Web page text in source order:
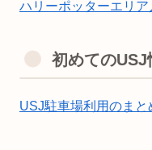
ハリーポッターエリ
初めてのUSJ
USJ駐車場利用のまと